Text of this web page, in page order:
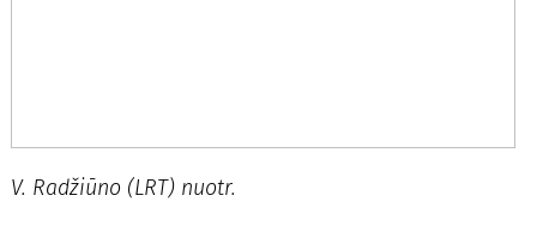
V. Radžiūno (LRT) nuotr.